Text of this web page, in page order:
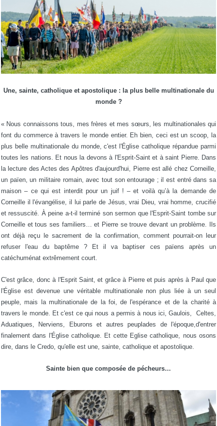
Une, sainte, catholique et apostolique : la plus belle multinationale du
monde ?
« Nous connaissons tous, mes frères et mes sœurs, les multinationales qui
font du commerce à travers le monde entier. Eh bien, ceci est un scoop, la
plus belle multinationale du monde, c'est l'Église catholique répandue parmi
toutes les nations. Et nous la devons à l'Esprit-Saint et à saint Pierre. Dans
la lecture des Actes des Apôtres d'aujourd'hui, Pierre est allé chez Corneille,
un païen, un militaire romain, avec tout son entourage ; il est entré dans sa
maison – ce qui est interdit pour un juif ! – et voilà qu’à la demande de
Corneille il l'évangélise, il lui parle de Jésus, vrai Dieu, vrai homme, crucifié
et ressuscité. À peine a-t-il terminé son sermon que l'Esprit-Saint tombe sur
Corneille et tous ses familiers… et Pierre se trouve devant un problème. Ils
ont déjà reçu le sacrement de la confirmation, comment pourrait-on leur
refuser l'eau du baptême ? Et il va baptiser ces païens après un
catéchuménat extrêmement court.
C'est grâce, donc à l'Esprit Saint, et grâce à Pierre et puis après à Paul que
l'Église est devenue une véritable multinationale non plus liée à un seul
peuple, mais la multinationale de la foi, de l'espérance et de la charité à
travers le monde. Et c'est ce qui nous a permis à nous ici, Gaulois, Celtes,
Aduatiques, Nerviens, Eburons et autres peuplades de l'époque,d'entrer
finalement dans l'Église catholique. Et cette Eglise catholique, nous osons
dire, dans le Credo, qu'elle est une, sainte, catholique et apostolique.
Sainte bien que composée de pécheurs…